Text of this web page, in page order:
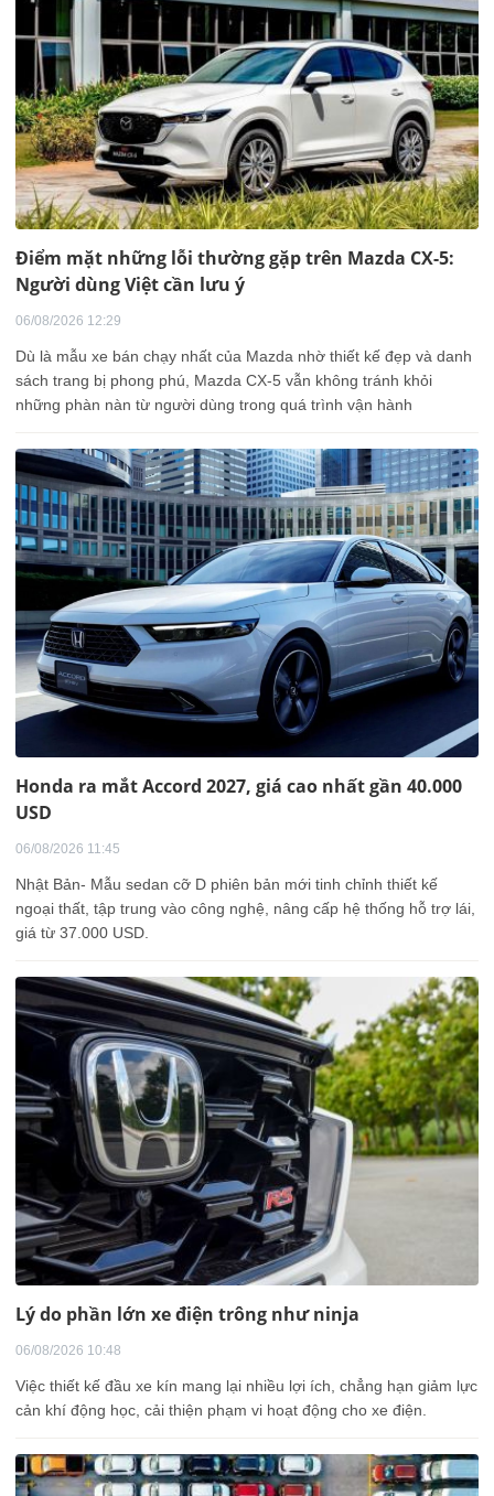
Điểm mặt những lỗi thường gặp trên Mazda CX-5:
Người dùng Việt cần lưu ý
06/08/2026 12:29
Dù là mẫu xe bán chạy nhất của Mazda nhờ thiết kế đẹp và danh
sách trang bị phong phú, Mazda CX-5 vẫn không tránh khỏi
những phàn nàn từ người dùng trong quá trình vận hành
Honda ra mắt Accord 2027, giá cao nhất gần 40.000
USD
06/08/2026 11:45
Nhật Bản- Mẫu sedan cỡ D phiên bản mới tinh chỉnh thiết kế
ngoại thất, tập trung vào công nghệ, nâng cấp hệ thống hỗ trợ lái,
giá từ 37.000 USD.
Lý do phần lớn xe điện trông như ninja
06/08/2026 10:48
Việc thiết kế đầu xe kín mang lại nhiều lợi ích, chẳng hạn giảm lực
cản khí động học, cải thiện phạm vi hoạt động cho xe điện.